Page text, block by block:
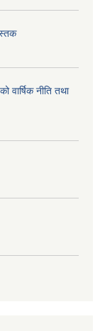
वार्षिक नीति तथा